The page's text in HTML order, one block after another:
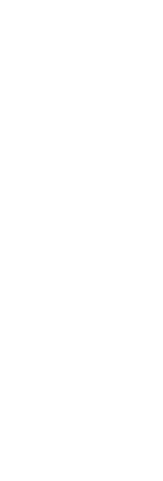
Novice